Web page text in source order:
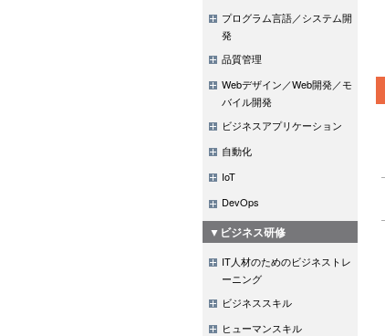
プログラム言語／システム開
発
品質管理
Webデザイン／Web開発／モ
バイル開発
ビジネスアプリケーション
自動化
IoT
DevOps
▼ビジネス研修
IT人材のためのビジネストレ
ーニング
ビジネススキル
ヒューマンスキル